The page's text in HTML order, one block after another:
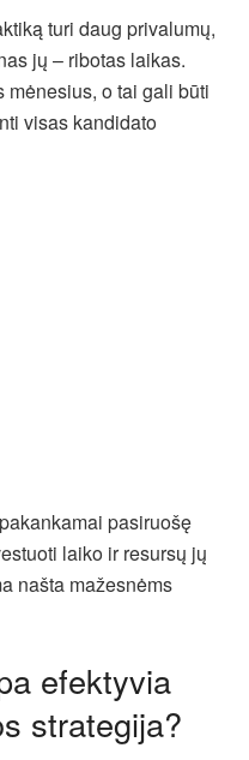
turi daug privalumų,
jų – ribotas laikas.
o tai gali būti
visas kandidato
pasiruošę
laiko ir resursų jų
našta mažesnėms
efektyvia
strategija?